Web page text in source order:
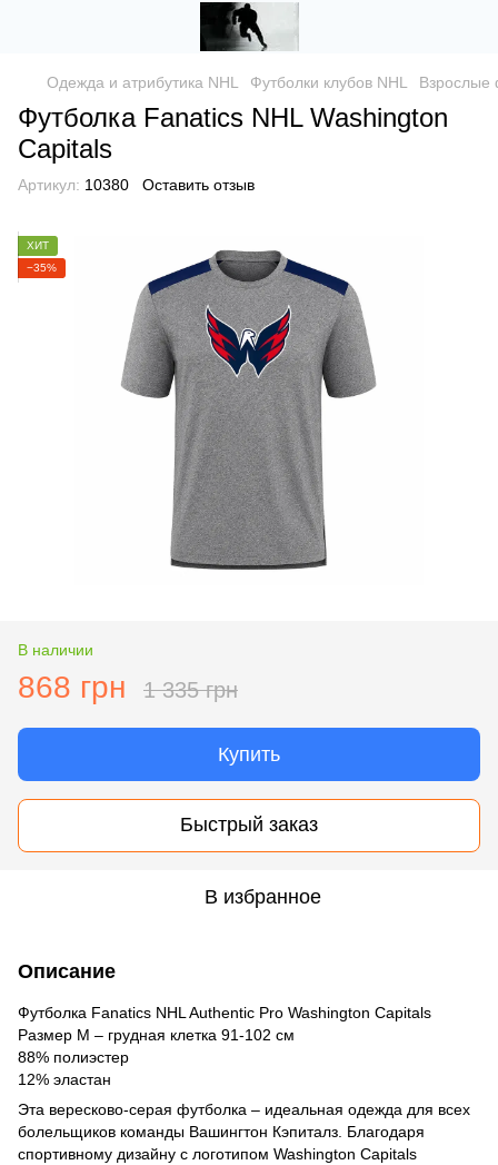
Одежда и атрибутика NHL Футболки клубов NHL Взрослые
Футболка Fanatics NHL Washington
Capitals
Артикул: 10380 Оставить отзыв
ХИТ
−35%
В наличии
868 грн 1 335 грн
Купить
Быстрый заказ
В избранное
Описание
Футболка Fanatics NHL Authentic Pro Washington Capitals
Размер М – грудная клетка 91-102 см
88% полиэстер
12% эластан
Эта вересково-серая футболка – идеальная одежда для всех
болельщиков команды Вашингтон Кэпиталз. Благодаря
спортивному дизайну с логотипом Washington Capitals